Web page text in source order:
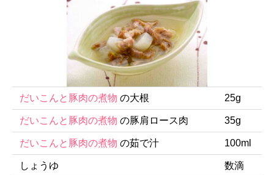
だいこんと豚肉の煮物 の大根 25g
だいこんと豚肉の煮物 の豚肩ロース肉 35g
だいこんと豚肉の煮物 の茹で汁 100ml
しょうゆ 数滴